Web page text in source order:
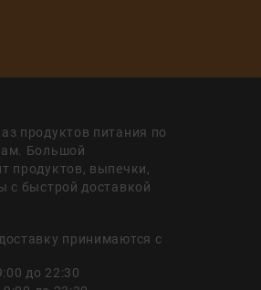
продуктов питания по
Большой
продуктов, выпечки,
с быстрой доставкой
принимаются с
до 22:30